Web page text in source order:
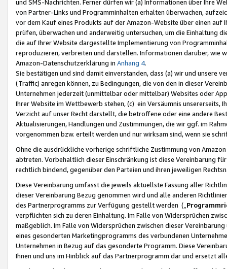
und SMS-Nachrichten. Ferner dürfen wir (a) Informationen über Ihre
von Partner-Links und Programminhalten erhalten überwachen,
vor dem Kauf eines Produkts auf der Amazon-Website über einen
prüfen, überwachen und anderweitig untersuchen, um die Einhaltung
die auf Ihrer Website dargestellte Implementierung von
reproduzieren, verbreiten und darstellen. Informationen darüber, wie
Amazon-Datenschutzerklärung in Anhang 4.
Sie bestätigen und sind damit einverstanden, dass (a) wir und
(Traffic) anregen können, zu Bedingungen, die von den in dieser
Unternehmen jederzeit (unmittelbar oder mittelbar) Websites oder
Ihrer Website im Wettbewerb stehen, (c) ein Versäumnis unsererseits,
Verzicht auf unser Recht darstellt, die betroffene oder eine andere
Aktualisierungen, Handlungen und Zustimmungen, die wir ggf. im
vorgenommen bzw. erteilt werden und nur wirksam sind, wenn sie
Ohne die ausdrückliche vorherige schriftliche Zustimmung von
abtreten. Vorbehaltlich dieser Einschränkung ist diese Vereinbarung
rechtlich bindend, gegenüber den Parteien und ihren jeweiligen
Diese Vereinbarung umfasst die jeweils aktuellste Fassung aller
dieser Vereinbarung Bezug genommen wird und alle anderen
des Partnerprogramms zur Verfügung gestellt werden („
verpflichten sich zu deren Einhaltung. Im Falle von Widersprüchen
maßgeblich. Im Falle von Widersprüchen zwischen dieser
eines gesonderten Marketingprogramms des verbundenen
Unternehmen in Bezug auf das gesonderte Programm. Diese
Ihnen und uns im Hinblick auf das Partnerprogramm dar und ersetzt